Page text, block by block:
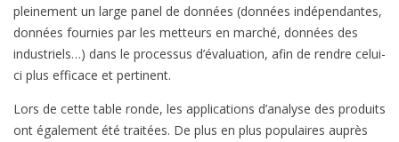
pleinement un large panel de données (données indépendantes,
données fournies par les metteurs en marché, données des
industriels…) dans le processus d’évaluation, afin de rendre celui-
ci plus efficace et pertinent.
Lors de cette table ronde, les applications d’analyse des produits
ont également été traitées. De plus en plus populaires auprès